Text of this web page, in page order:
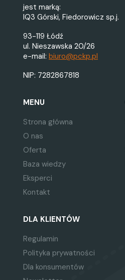
jest marką:
IQ3 Górski, Fiedorowicz sp.j.
93-119 Łódź
ul. Nieszawska 20/26
e-mail: biuro@pckp.pl
NIP: 7282867818
MENU
Strona główna
O nas
Oferta
Baza wiedzy
Eksperci
Kontakt
DLA KLIENTÓW
Regulamin
Polityka prywatności
Dla konsumentów